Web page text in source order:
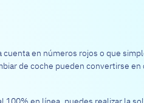
en números rojos o que
de coche pueden convertirse